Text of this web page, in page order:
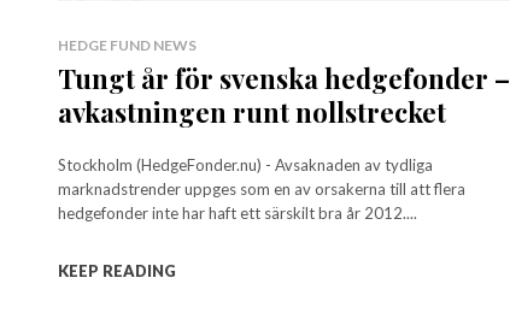
HEDGE FUND NEWS
Tungt år för svenska hedgefonder –
avkastningen runt nollstrecket
Stockholm (HedgeFonder.nu) - Avsaknaden av tydliga
marknadstrender uppges som en av orsakerna till att flera
hedgefonder inte har haft ett särskilt bra år 2012....
KEEP READING